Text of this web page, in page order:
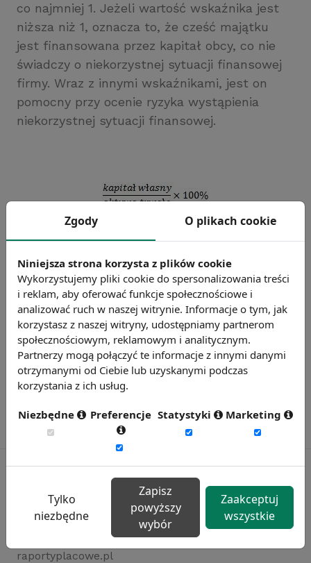
co najmniej 1. Jeżeli wartość wskaźnika jest
niższa niż 1, oznacza to, że cześć majątku
jest finansowana przez kapitał obcy, co nie
świadczy o niekorzystnej sytuacji finansowej
firmy. Wraz z innymi wskaźnikami, jest on
pomocny przy ocenie ryzyka wystąpienia
niekorzystnej sytuacji finansowej.
Chcesz wiedzieć więcej?
Zobacz więcej haseł
Rynekpracy.pl
sedlak.pl
raportyplacowe.pl
Zgody O plikach cookie
Niniejsza strona korzysta z plików cookie
Wykorzystujemy pliki cookie do spersonalizowania treści
i reklam, aby oferować funkcje społecznościowe i
analizować ruch w naszej witrynie. Informacje o tym, jak
korzystasz z naszej witryny, udostępniamy partnerom
społecznościowym, reklamowym i analitycznym.
Partnerzy mogą połączyć te informacje z innymi danymi
otrzymanymi od Ciebie lub uzyskanymi podczas
korzystania z ich usług.
Niezbędne Preferencje Statystyki Marketing
Tylko
niezbędne
Zapisz
powyższy
wybór
Zaakceptuj
wszystkie